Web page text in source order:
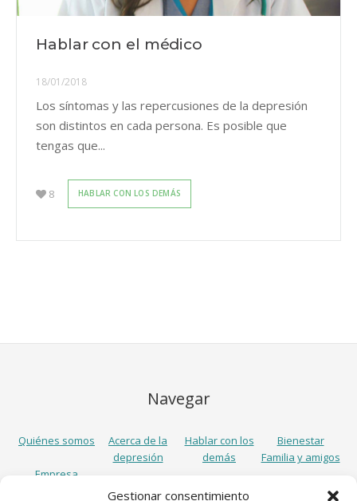
Gestionar consentimiento
Hablar con el médico
18/01/2018
Los síntomas y las repercusiones de la depresión
son distintos en cada persona. Es posible que
tengas que...
8 HABLAR CON LOS DEMÁS
Navegar
Quiénes somos
Acerca de la
depresión
Hablar con los
demás
Bienestar
Familia y amigos
Empresa